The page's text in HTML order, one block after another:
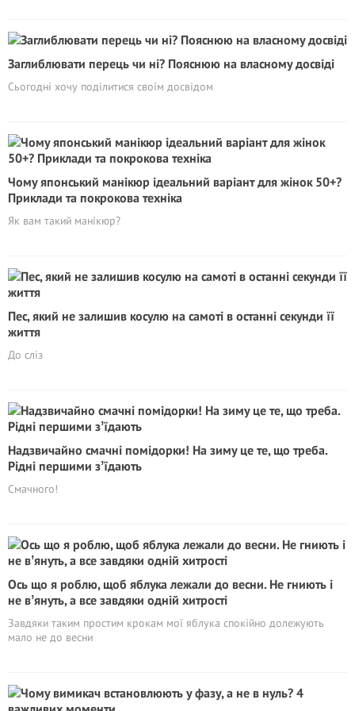
Заглиблювати перець чи ні? Пояснюю на власному досвіді
Сьогодні хочу поділитися своїм досвідом
Чому японський манікюр ідеальний варіант для жінок 50+?
Приклади та покрокова техніка
Як вам такий манікюр?
Пес, який не залишив косулю на самоті в останні секунди її
життя
До сліз
Надзвичайно смачні помідорки! На зиму це те, що треба.
Рідні першими зʼїдають
Смачного!
Ось що я роблю, щоб яблука лежали до весни. Не гниють і
не вʼянуть, а все завдяки одній хитрості
Завдяки таким простим крокам мої яблука спокійно долежують
мало не до весни